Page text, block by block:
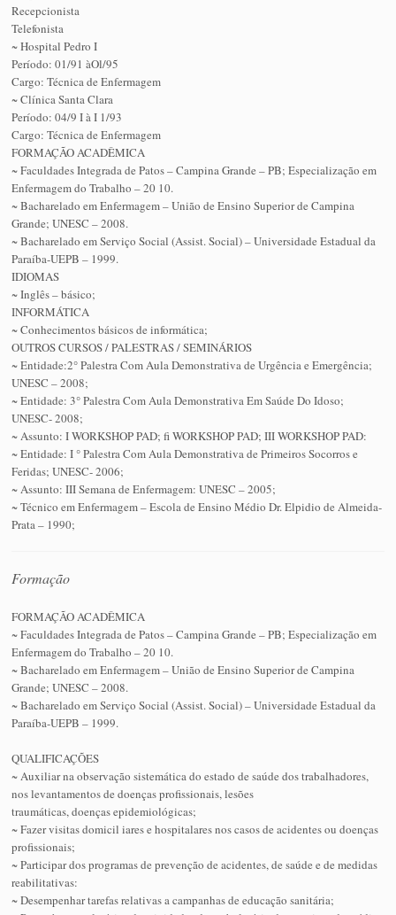
Recepcionista
Telefonista
~ Hospital Pedro I
Período: 01/91 àOl/95
Cargo: Técnica de Enfermagem
~ Clínica Santa Clara
Período: 04/9 I à I 1/93
Cargo: Técnica de Enfermagem
FORMAÇÃO ACADÊMICA
~ Faculdades Integrada de Patos – Campina Grande – PB; Especialização em
Enfermagem do Trabalho – 20 10.
~ Bacharelado em Enfermagem – União de Ensino Superior de Campina
Grande; UNESC – 2008.
~ Bacharelado em Serviço Social (Assist. Social) – Universidade Estadual da
Paraíba-UEPB – 1999.
IDIOMAS
~ Inglês – básico;
INFORMÁTICA
~ Conhecimentos básicos de informática;
OUTROS CURSOS / PALESTRAS / SEMINÁRIOS
~ Entidade:2° Palestra Com Aula Demonstrativa de Urgência e Emergência;
UNESC – 2008;
~ Entidade: 3° Palestra Com Aula Demonstrativa Em Saúde Do Idoso;
UNESC- 2008;
~ Assunto: I WORKSHOP PAD; fi WORKSHOP PAD; III WORKSHOP PAD:
~ Entidade: I ° Palestra Com Aula Demonstrativa de Primeiros Socorros e
Feridas; UNESC- 2006;
~ Assunto: III Semana de Enfermagem: UNESC – 2005;
~ Técnico em Enfermagem – Escola de Ensino Médio Dr. Elpidio de Almeida-
Prata – 1990;
Formação
FORMAÇÃO ACADÊMICA
~ Faculdades Integrada de Patos – Campina Grande – PB; Especialização em
Enfermagem do Trabalho – 20 10.
~ Bacharelado em Enfermagem – União de Ensino Superior de Campina
Grande; UNESC – 2008.
~ Bacharelado em Serviço Social (Assist. Social) – Universidade Estadual da
Paraíba-UEPB – 1999.
QUALIFICAÇÕES
~ Auxiliar na observação sistemática do estado de saúde dos trabalhadores,
nos levantamentos de doenças profissionais, lesões
traumáticas, doenças epidemiológicas;
~ Fazer visitas domicil iares e hospitalares nos casos de acidentes ou doenças
profissionais;
~ Participar dos programas de prevenção de acidentes, de saúde e de medidas
reabilitativas:
~ Desempenhar tarefas relativas a campanhas de educação sanitária;